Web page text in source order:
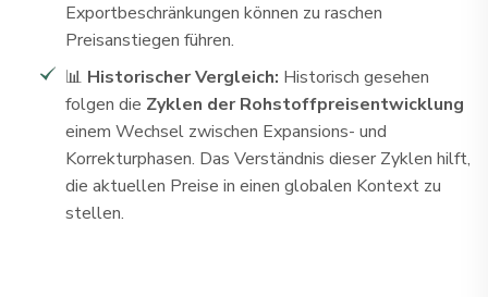
Exportbeschränkungen können zu raschen
Preisanstiegen führen.
📊 Historischer Vergleich: Historisch gesehen
folgen die Zyklen der Rohstoffpreisentwicklung
einem Wechsel zwischen Expansions- und
Korrekturphasen. Das Verständnis dieser Zyklen hilft,
die aktuellen Preise in einen globalen Kontext zu
stellen.